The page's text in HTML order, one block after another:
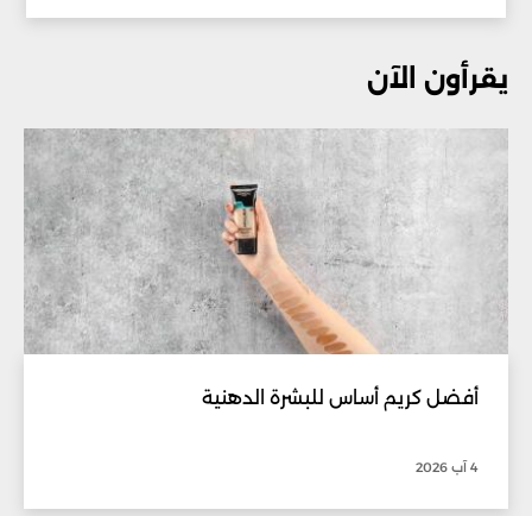
يقرأون الآن
أفضل كريم أساس للبشرة الدهنية
4 آب 2026